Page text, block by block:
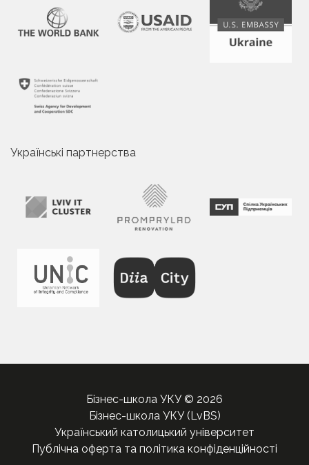
Українські партнерства
Бізнес-школа УКУ © 2026
Бізнес-школа УКУ (LvBS)
Український католицький університет
Публічна оферта та політика конфіденційності